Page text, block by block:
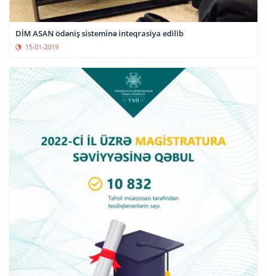
DİM ASAN ödəniş sisteminə inteqrasiya edilib
15-01-2019